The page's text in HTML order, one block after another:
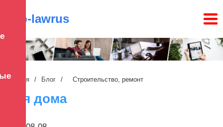
ppp-lawrus
Главная / Блог / Строительство, ремонт
Для дома